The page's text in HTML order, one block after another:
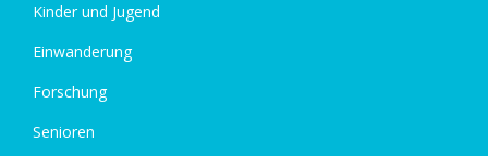
Kinder und Jugend
Einwanderung
Forschung
Senioren